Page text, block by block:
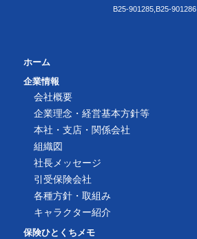
B25-901285,B25-901286
ホーム
企業情報
会社概要
企業理念・経営基本方針等
本社・支店・関係会社
組織図
社長メッセージ
引受保険会社
各種方針・取組み
キャラクター紹介
保険ひとくちメモ